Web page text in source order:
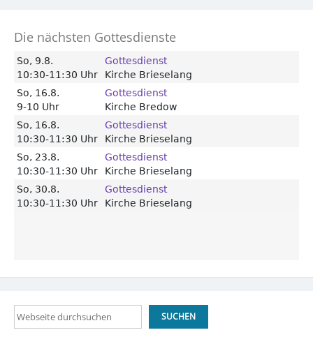
Die nächsten Gottesdienste
Suchen SUCHEN